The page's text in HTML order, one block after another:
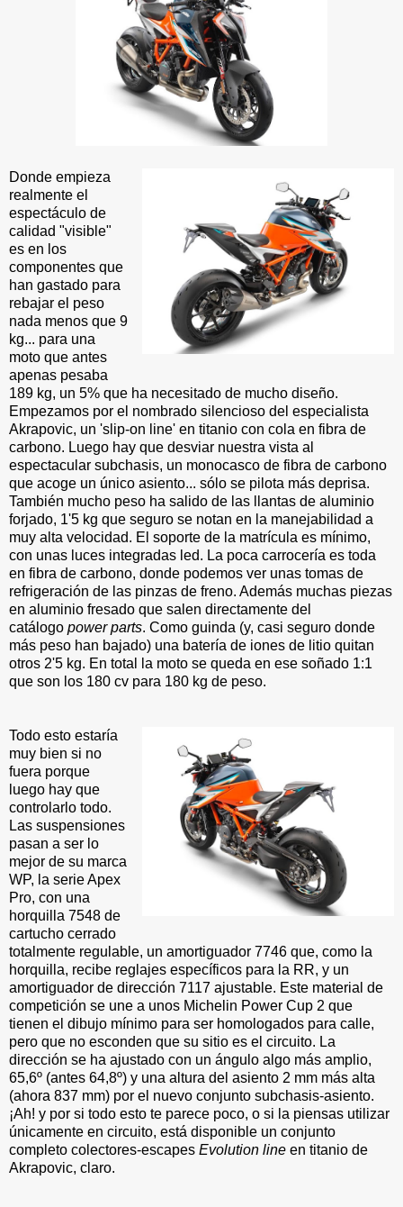
Donde empieza
realmente el
espectáculo de
calidad "visible"
es en los
componentes que
han gastado para
rebajar el peso
nada menos que 9
kg... para una
moto que antes
apenas pesaba
189 kg, un 5% que ha necesitado de mucho diseño.
Empezamos por el nombrado silencioso del especialista
Akrapovic, un 'slip-on line' en titanio con cola en fibra de
carbono. Luego hay que desviar nuestra vista al
espectacular subchasis, un monocasco de fibra de carbono
que acoge un único asiento... sólo se pilota más deprisa.
También mucho peso ha salido de las llantas de aluminio
forjado, 1'5 kg que seguro se notan en la manejabilidad a
muy alta velocidad. El soporte de la matrícula es mínimo,
con unas luces integradas led. La poca carrocería es toda
en fibra de carbono, donde podemos ver unas tomas de
refrigeración de las pinzas de freno. Además muchas piezas
en aluminio fresado que salen directamente del
catálogo power parts. Como guinda (y, casi seguro donde
más peso han bajado) una batería de iones de litio quitan
otros 2'5 kg. En total la moto se queda en ese soñado 1:1
que son los 180 cv para 180 kg de peso.
Todo esto estaría
muy bien si no
fuera porque
luego hay que
controlarlo todo.
Las suspensiones
pasan a ser lo
mejor de su marca
WP, la serie Apex
Pro, con una
horquilla 7548 de
cartucho cerrado
totalmente regulable, un amortiguador 7746 que, como la
horquilla, recibe reglajes específicos para la RR, y un
amortiguador de dirección 7117 ajustable. Este material de
competición se une a unos Michelin Power Cup 2 que
tienen el dibujo mínimo para ser homologados para calle,
pero que no esconden que su sitio es el circuito. La
dirección se ha ajustado con un ángulo algo más amplio,
65,6º (antes 64,8º) y una altura del asiento 2 mm más alta
(ahora 837 mm) por el nuevo conjunto subchasis-asiento.
¡Ah! y por si todo esto te parece poco, o si la piensas utilizar
únicamente en circuito, está disponible un conjunto
completo colectores-escapes Evolution line en titanio de
Akrapovic, claro.